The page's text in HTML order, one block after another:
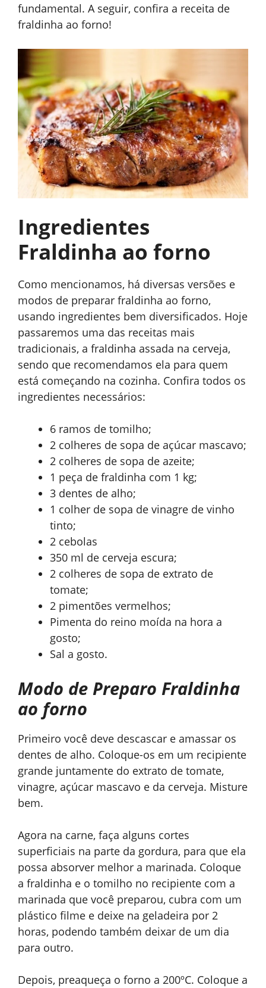
fundamental. A seguir, confira a receita de
fraldinha ao forno!
Ingredientes
Fraldinha ao forno
Como mencionamos, há diversas versões e
modos de preparar fraldinha ao forno,
usando ingredientes bem diversificados. Hoje
passaremos uma das receitas mais
tradicionais, a fraldinha assada na cerveja,
sendo que recomendamos ela para quem
está começando na cozinha. Confira todos os
ingredientes necessários:
6 ramos de tomilho;
2 colheres de sopa de açúcar mascavo;
2 colheres de sopa de azeite;
1 peça de fraldinha com 1 kg;
3 dentes de alho;
1 colher de sopa de vinagre de vinho
tinto;
2 cebolas
350 ml de cerveja escura;
2 colheres de sopa de extrato de
tomate;
2 pimentões vermelhos;
Pimenta do reino moída na hora a
gosto;
Sal a gosto.
Modo de Preparo Fraldinha
ao forno
Primeiro você deve descascar e amassar os
dentes de alho. Coloque-os em um recipiente
grande juntamente do extrato de tomate,
vinagre, açúcar mascavo e da cerveja. Misture
bem.
Agora na carne, faça alguns cortes
superficiais na parte da gordura, para que ela
possa absorver melhor a marinada. Coloque
a fraldinha e o tomilho no recipiente com a
marinada que você preparou, cubra com um
plástico filme e deixe na geladeira por 2
horas, podendo também deixar de um dia
para outro.
Depois, preaqueça o forno a 200ºC. Coloque a